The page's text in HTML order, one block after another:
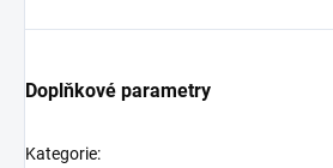
Doplňkové parametry
Kategorie: